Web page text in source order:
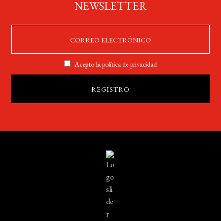
NEWSLETTER
Acepto lapolítica de privacidad